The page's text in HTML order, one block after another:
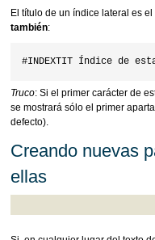
El título de un índice lateral es
también:
Truco: Si el primer carácter de
se mostrará sólo el primer
defecto).
Creando nuevas
ellas